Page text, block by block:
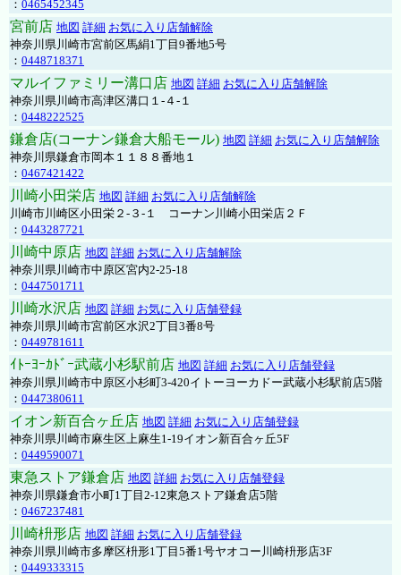
： 0465452345
宮前店 地図 詳細 お気に入り店舗解除
神奈川県川崎市宮前区馬絹1丁目9番地5号
： 0448718371
マルイファミリー溝口店 地図 詳細 お気に入り店舗解除
神奈川県川崎市高津区溝口１-４-１
： 0448222525
鎌倉店(コーナン鎌倉大船モール) 地図 詳細 お気に入り店舗解除
神奈川県鎌倉市岡本１１８８番地１
： 0467421422
川崎小田栄店 地図 詳細 お気に入り店舗解除
川崎市川崎区小田栄２‐３‐１ コーナン川崎小田栄店２Ｆ
： 0443287721
川崎中原店 地図 詳細 お気に入り店舗解除
神奈川県川崎市中原区宮内2-25-18
： 0447501711
川崎水沢店 地図 詳細 お気に入り店舗登録
神奈川県川崎市宮前区水沢2丁目3番8号
： 0449781611
ｲﾄｰﾖｰｶﾄﾞｰ武蔵小杉駅前店 地図 詳細 お気に入り店舗登録
神奈川県川崎市中原区小杉町3-420イトーヨーカドー武蔵小杉駅前店5階
： 0447380611
イオン新百合ヶ丘店 地図 詳細 お気に入り店舗登録
神奈川県川崎市麻生区上麻生1-19イオン新百合ヶ丘5F
： 0449590071
東急ストア鎌倉店 地図 詳細 お気に入り店舗登録
神奈川県鎌倉市小町1丁目2-12東急ストア鎌倉店5階
： 0467237481
川崎枡形店 地図 詳細 お気に入り店舗登録
神奈川県川崎市多摩区枡形1丁目5番1号ヤオコー川崎枡形店3F
： 0449333315